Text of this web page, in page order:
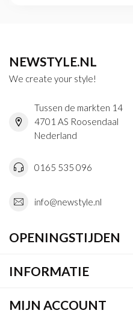
NEWSTYLE.NL
We create your style!
Tussen de markten 14
4701 AS Roosendaal
Nederland
0165 535 096
info@newstyle.nl
OPENINGSTIJDEN
INFORMATIE
MIJN ACCOUNT